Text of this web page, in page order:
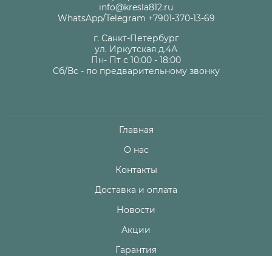
info@kresla812.ru
WhatsApp/Telegram +7901-370-13-69
г. Санкт-Петербург
ул. Иркутская д.4А
Пн- Пт с 10:00 - 18:00
Сб/Вс - по предварительному звонку
Главная
О нас
Контакты
Доставка и оплата
Новости
Акции
Гарантия